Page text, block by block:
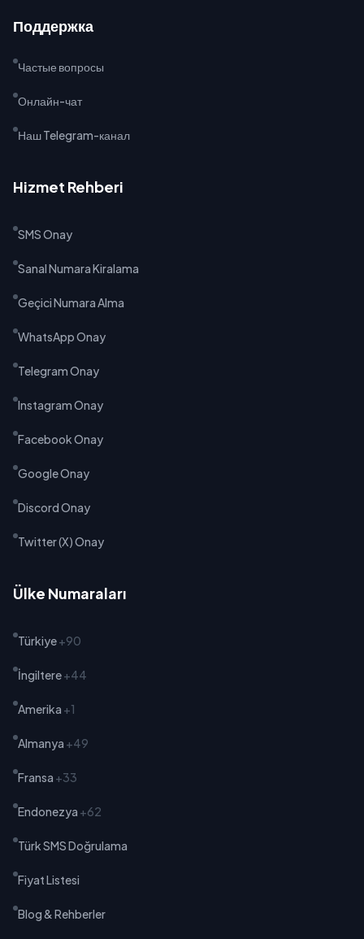
Поддержка
Частые вопросы
Онлайн-чат
Наш Telegram-канал
Hizmet Rehberi
SMS Onay
Sanal Numara Kiralama
Geçici Numara Alma
WhatsApp Onay
Telegram Onay
Instagram Onay
Facebook Onay
Google Onay
Discord Onay
Twitter (X) Onay
Ülke Numaraları
Türkiye+90
İngiltere+44
Amerika +1
Almanya +49
Fransa +33
Endonezya +62
Türk SMS Doğrulama
Fiyat Listesi
Blog & Rehberler